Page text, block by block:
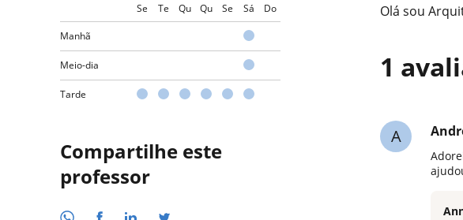
Se Te Qu Qu Se Sá Do
Manhã
Meio-dia
Tarde
Compartilhe este
professor
Olá sou
1
A